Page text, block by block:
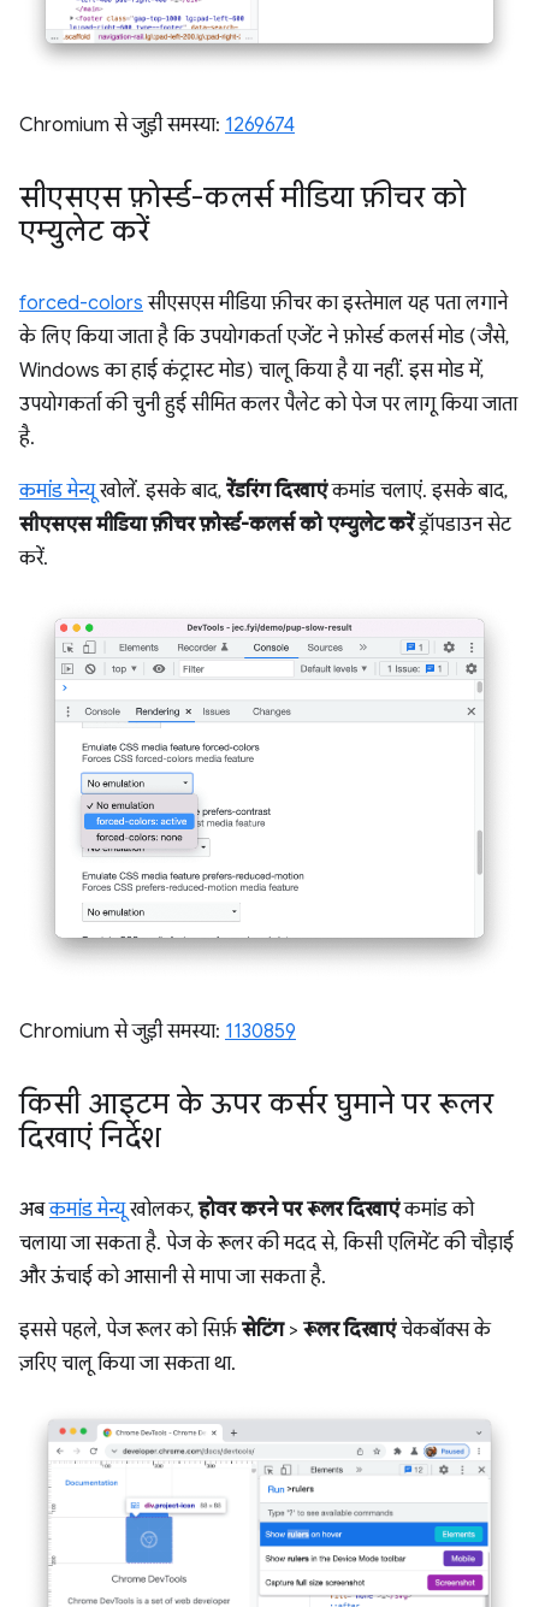
Chromium से जुड़ी समस्या: 1269674
सीएसएस फ़ोर्स्ड-कलर्स मीडिया फ़ीचर को
एम्युलेट करें
forced-colors सीएसएस मीडिया फ़ीचर का इस्तेमाल यह पता लगाने
के लिए किया जाता है कि उपयोगकर्ता एजेंट ने फ़ोर्स्ड कलर्स मोड (जैसे,
Windows का हाई कंट्रास्ट मोड) चालू किया है या नहीं. इस मोड में,
उपयोगकर्ता की चुनी हुई सीमित कलर पैलेट को पेज पर लागू किया जाता
है.
कमांड मेन्यूखोलें. इसके बाद, रेंडरिंग दिखाएंकमांड चलाएं. इसके बाद,
सीएसएस मीडिया फ़ीचर फ़ोर्स्ड-कलर्स को एम्युलेट करेंड्रॉपडाउन सेट
करें.
Chromium से जुड़ी समस्या: 1130859
किसी आइटम के ऊपर कर्सर घुमाने पर रूलर
दिखाएं निर्देश
अबकमांड मेन्यूखोलकर,होवर करने पर रूलर दिखाएंकमांड को
चलाया जा सकता है. पेज के रूलर की मदद से, किसी एलिमेंट की चौड़ाई
और ऊंचाई को आसानी से मापा जा सकता है.
इससे पहले, पेज रूलर को सिर्फ़सेटिंग> रूलर दिखाएंचेकबॉक्स के
ज़रिए चालू किया जा सकता था.